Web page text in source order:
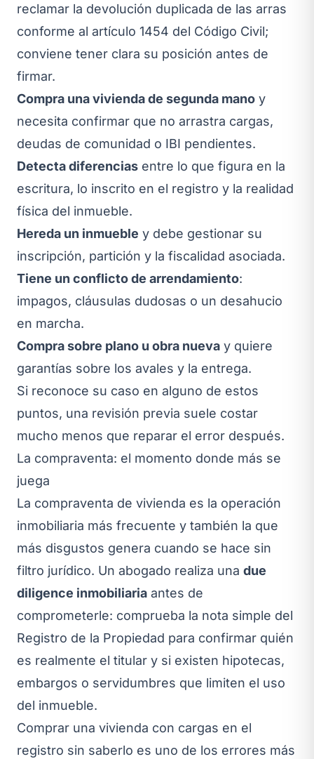
reclamar la devolución duplicada de las arras
conforme al artículo 1454 del Código Civil;
conviene tener clara su posición antes de
firmar.
Compra una vivienda de segunda mano y
necesita confirmar que no arrastra cargas,
deudas de comunidad o IBI pendientes.
Detecta diferencias entre lo que figura en la
escritura, lo inscrito en el registro y la realidad
física del inmueble.
Hereda un inmueble y debe gestionar su
inscripción, partición y la fiscalidad asociada.
Tiene un conflicto de arrendamiento:
impagos, cláusulas dudosas o un desahucio
en marcha.
Compra sobre plano u obra nueva y quiere
garantías sobre los avales y la entrega.
Si reconoce su caso en alguno de estos
puntos, una revisión previa suele costar
mucho menos que reparar el error después.
La compraventa: el momento donde más se
juega
La compraventa de vivienda es la operación
inmobiliaria más frecuente y también la que
más disgustos genera cuando se hace sin
filtro jurídico. Un abogado realiza una due
diligence inmobiliaria antes de
comprometerle: comprueba la nota simple del
Registro de la Propiedad para confirmar quién
es realmente el titular y si existen hipotecas,
embargos o servidumbres que limiten el uso
del inmueble.
Comprar una vivienda con cargas en el
registro sin saberlo es uno de los errores más